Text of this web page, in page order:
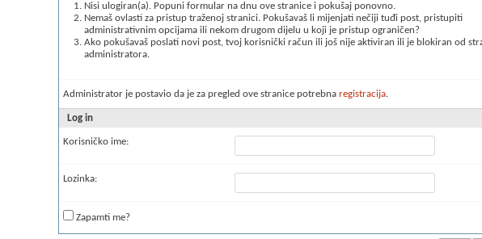
Nisi ulogiran(a). Popuni formular na dnu ove stranice i pokušaj ponovno.
Nemaš ovlasti za pristup traženoj stranici. Pokušavaš li mijenjati nečiji tuđi post, pristupiti
administrativnim opcijama ili nekom drugom dijelu u koji je pristup ograničen?
Ako pokušavaš poslati novi post, tvoj korisnički račun ili još nije aktiviran ili je blokiran od
administratora.
Administrator je postavio da je za pregled ove stranice potrebna registracija.
Log in
Korisničko ime:
Lozinka:
Zapamti me?